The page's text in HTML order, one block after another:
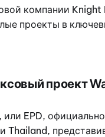
компании Knight
проекты в
проект
EPD,
Thailand,